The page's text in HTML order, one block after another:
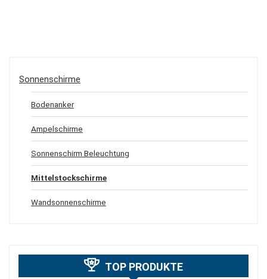
Sonnenschirme
Bodenanker
Ampelschirme
Sonnenschirm Beleuchtung
Mittelstockschirme
Wandsonnenschirme
TOP PRODUKTE